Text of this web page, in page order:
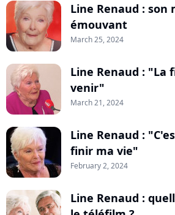
Line Renaud : son
émouvant
March 25, 2024
Line Renaud : "La
venir"
March 21, 2024
Line Renaud :
finir ma vie"
February 2, 2024
Line Renaud :